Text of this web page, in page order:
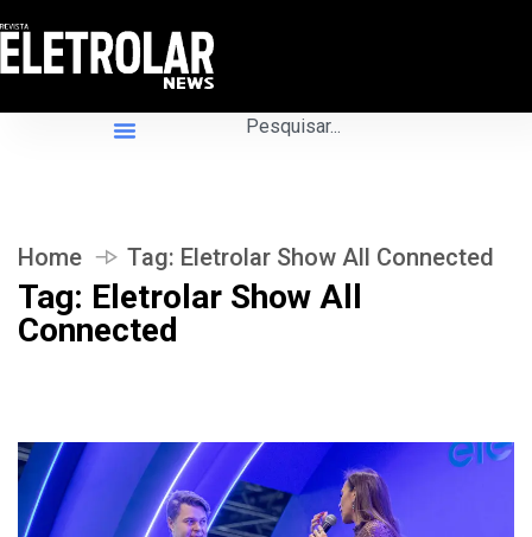
Home Tag: Eletrolar Show All Connected
Tag: Eletrolar Show All
Connected